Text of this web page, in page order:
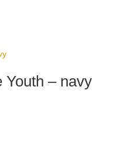
– navy